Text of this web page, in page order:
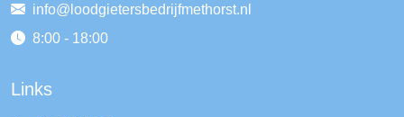
info@loodgietersbedrijfmethorst.nl
8:00 - 18:00
Links